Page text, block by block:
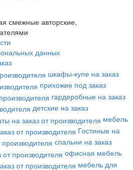
смежные авторские,
данных
шкафы-купе на заказ
прихожие под заказ
гардеробные на заказ
детские на заказ
мебель
Гостиные на
спальни на заказ
офисная мебель
мебель для